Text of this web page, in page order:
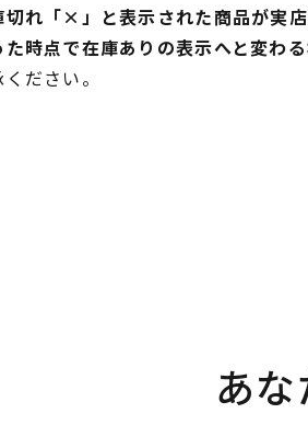
切れ「×」と表示された商品が実
時点で在庫ありの表示へと変わ
ださい。
あ